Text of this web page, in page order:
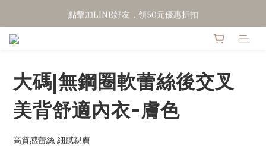
點擊加LINE好友，領50元優惠折扣
點擊加LINE好友，領50元優惠折扣
大碼|無鋼圈軟蕾絲後交叉
美背舒適內衣-膚色
高質感蕾絲 細膩親膚